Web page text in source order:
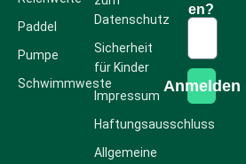
Paddel
Pumpe
Schwimmweste
Datenschutz
Sicherheit
für Kinder
Impressum
Haftungsausschluss
Allgemeine
en?
Anmelden